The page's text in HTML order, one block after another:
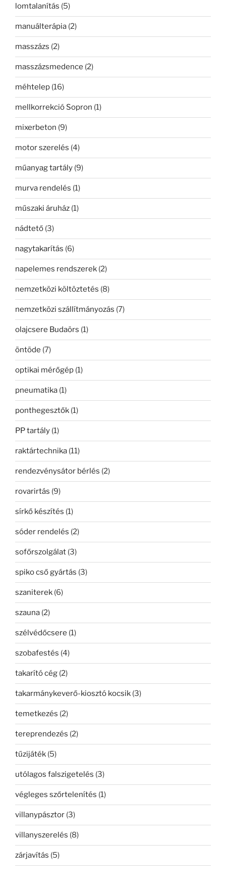
lomtalanítás (5)
manuálterápia (2)
masszázs (2)
masszázsmedence (2)
méhtelep (16)
mellkorrekció Sopron (1)
mixerbeton (9)
motor szerelés (4)
műanyag tartály (9)
murva rendelés (1)
műszaki áruház (1)
nádtető (3)
nagytakarítás (6)
napelemes rendszerek (2)
nemzetközi költöztetés (8)
nemzetközi szállítmányozás (7)
olajcsere Budaörs (1)
öntöde (7)
optikai mérőgép (1)
pneumatika (1)
ponthegesztők (1)
PP tartály (1)
raktártechnika (11)
rendezvénysátor bérlés (2)
rovarirtás (9)
sírkő készítés (1)
sóder rendelés (2)
sofőrszolgálat (3)
spiko cső gyártás (3)
szaniterek (6)
szauna (2)
szélvédőcsere (1)
szobafestés (4)
takarító cég (2)
takarmánykeverő-kiosztó kocsik (3)
temetkezés (2)
tereprendezés (2)
tűzijáték (5)
utólagos falszigetelés (3)
végleges szőrtelenítés (1)
villanypásztor (3)
villanyszerelés (8)
zárjavítás (5)